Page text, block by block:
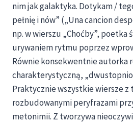
nim jak galaktyka. Dotykam /
pełnię i nów” („Una cancion
np. w wierszu „Choćby”, poetka
urywaniem rytmu poprzez
Równie konsekwentnie autorka
charakterystyczną,
Praktycznie wszystkie wiersze z
rozbudowanymi peryfrazami
metonimii. Z tworzywa